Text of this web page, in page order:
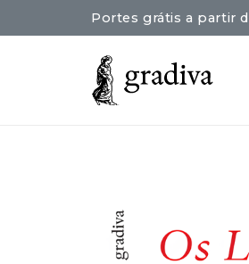
Portes grátis a partir